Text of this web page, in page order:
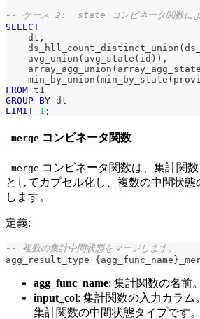
-- ケース 2: _state コンビネータ関数によ
SELECT
    dt
,
    ds_hll_count_distinct_union
(
    avg_union
( avg_state ( id ) ) ,
    array_agg_union
( array_agg_state
    min_by_union
( min_by_state (
FROM t1
GROUP BY dt
LIMIT 1 ;
_merge コンビネータ関数
_merge コンビネータ関数は、集計関
としてカプセル化し、複数の中間状
します。
定義:
-- 複数の集計中間状態をマージします。
agg_result_type
agg_func_name: 集計関数の名前。
input_col: 集計関数の入力カラム
集計関数の中間状態タイプです。